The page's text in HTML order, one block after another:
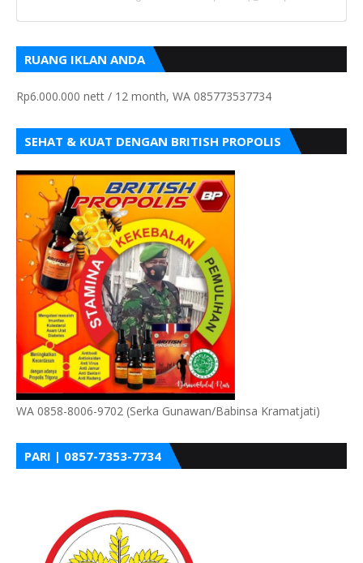
RUANG IKLAN ANDA
Rp6.000.000 nett / 12 month, WA 085773537734
SEHAT & KUAT DENGAN BRITISH PROPOLIS
WA 0858-8006-9702 (Serka Gunawan/Babinsa Kramatjati)
PARI | 0857-7353-7734